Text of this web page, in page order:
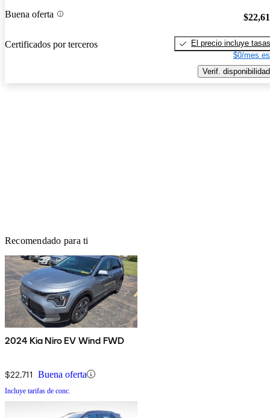
Buena oferta
Certificados por terceros
El precio incluye tasas
$0/mes
Verif. disponibilidad
Recomendado para ti
2024 Kia Niro EV Wind FWD
$22,711 Buena oferta
Incluye tarifas de conc.